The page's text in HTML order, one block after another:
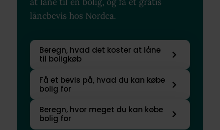
lånebevis hos Nordea.
Beregn, hvad det koster at låne
til boligkøb
Få et bevis på, hvad du kan købe
bolig for
Beregn, hvor meget du kan købe
bolig for